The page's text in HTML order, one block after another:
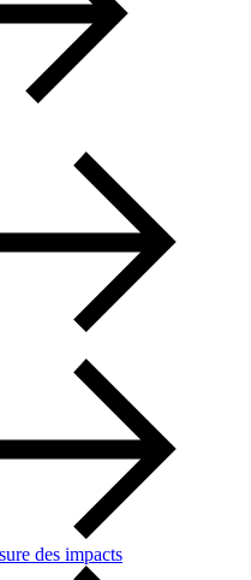
des impacts